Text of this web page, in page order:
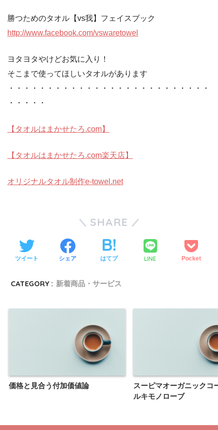
勝つためのタオル【vs我】フェイスブック
http://www.facebook.com/vswaretowel
ヨタヨタやけどお気に入り！
そこまで使ってほしいタオルがあります
・・・・・・・・・・・・・・・・・・・・・・・・・・
・・・・・
【タオルはまかせたろ.com】
【タオルはまかせたろ.com楽天店】
オリジナルタオル制作e-towel.net
SHARE
ツイート シェア はてブ LINE Pocket
CATEGORY : 新着商品・サービス
価格と見合う付加価値論
スーピマオーガニックコ
ルキモノローブ